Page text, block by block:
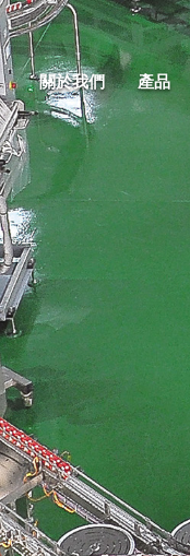
關於我們 產品